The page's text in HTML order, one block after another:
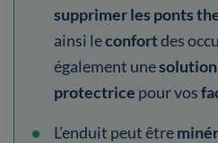
supprimer les ponts
ainsi leconfortdes
également une
protectrice pour vos
L’enduit peut être